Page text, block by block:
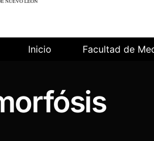
Inicio Facultad de